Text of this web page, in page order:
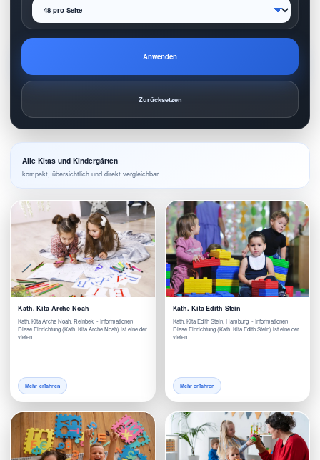
Anwenden
Zurücksetzen
Alle Kitas und Kindergärten
kompakt, übersichtlich und direkt vergleichbar
Kath. Kita Arche Noah
Kath. Kita Arche Noah, Reinbek - Informationen
Diese Einrichtung (Kath. Kita Arche Noah) ist eine der
vielen …
Mehr erfahren
Kath. Kita Edith Stein
Kath. Kita Edith Stein, Hamburg - Informationen
Diese Einrichtung (Kath. Kita Edith Stein) ist eine der
vielen …
Mehr erfahren